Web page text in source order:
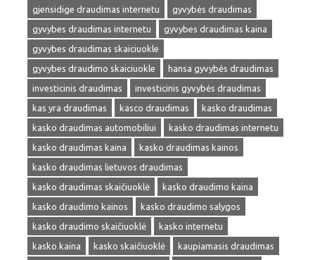
gjensidige draudimas internetu
gyvybės draudimas
gyvybes draudimas internetu
gyvybes draudimas kaina
gyvybes draudimas skaiciuokle
gyvybes draudimo skaiciuokle
hansa gyvybės draudimas
investicinis draudimas
investicinis gyvybės draudimas
kas yra draudimas
kasco draudimas
kasko draudimas
kasko draudimas automobiliui
kasko draudimas internetu
kasko draudimas kaina
kasko draudimas kainos
kasko draudimas lietuvos draudimas
kasko draudimas skaičiuoklė
kasko draudimo kaina
kasko draudimo kainos
kasko draudimo salygos
kasko draudimo skaičiuoklė
kasko internetu
kasko kaina
kasko skaičiuoklė
kaupiamasis draudimas